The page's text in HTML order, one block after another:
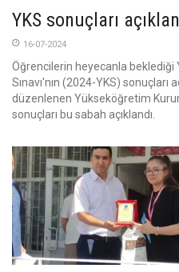
YKS sonuçları
16-07-2024
Öğrencilerin heyecanla beklediği
Sınavı'nın (2024-YKS) sonuçları
düzenlenen Yükseköğretim
sonuçları bu sabah açıklandı.